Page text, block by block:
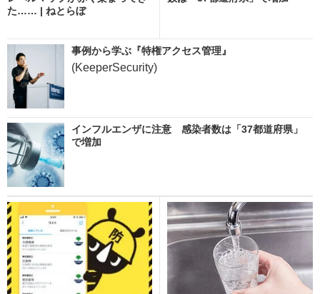
た…… | ねとらぼ
事例から学ぶ『特権アクセス管理』
(KeeperSecurity)
インフルエンザに注意 感染者数は「37都道府県」
で増加